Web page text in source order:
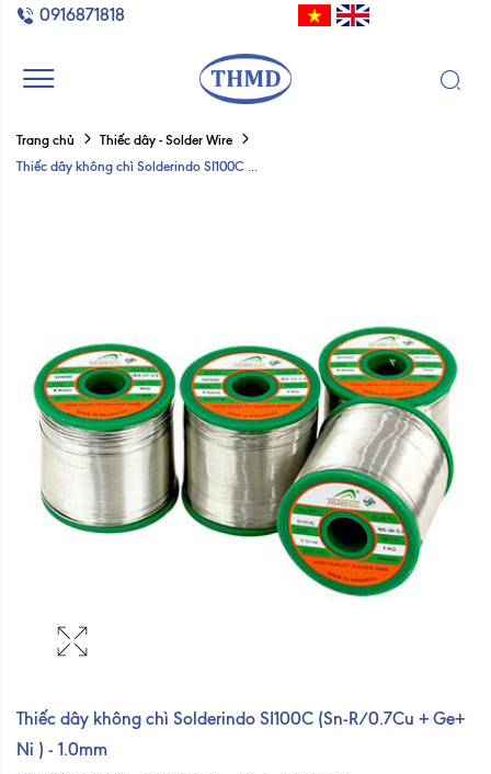
0916871818
Trang chủ
Thiếc dây - Solder Wire
Thiếc dây không chì Solderindo SI100C ...
Thiếc dây không chì Solderindo SI100C (Sn-R/0.7Cu + Ge+
Ni ) - 1.0mm